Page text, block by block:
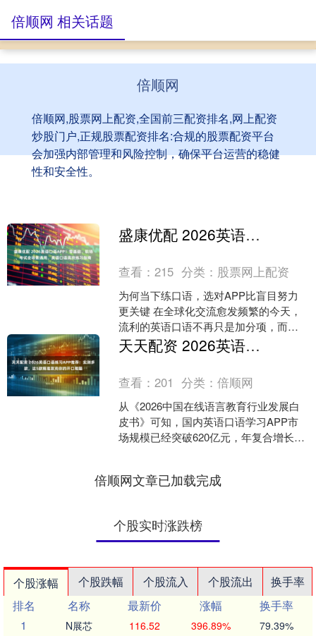
倍顺网
倍顺网,股票网上配资,全国前三配资排名,网上配资
炒股门户,正规股票配资排名:合规的股票配资平台
会加强内部管理和风险控制，确保平台运营的稳健
性和安全性。
倍顺网 相关话题
盛康优配 2026英语口语APP！零基础、职场、考试全场景通用，英语口语高效练习指南
查看：215 分类： 股票网上配资
为何当下练口语，选对APP比盲目努力
更关键 在全球化交流愈发频繁的今天，
流利的英语口语不再只是加分项，而是
职场晋升、升学考试、海外出行甚至日
常兴趣拓展的必备能力....
天天配资 2026英语口语练习APP推荐：实测多款，这5款精准攻克你的开口难题
查看：201 分类：倍顺网
从《2026中国在线语言教育行业发展白
皮书》可知，国内英语口语学习APP市
场规模已经突破620亿元，年复合增长率
倍顺网文章已加载完成
个股实时涨跌榜
个股涨幅 个股跌幅 个股流入 个股流出
换手率
排名
名称 最新价 涨幅
换手率
1
N展芯 116.52 396.89% 79.39%